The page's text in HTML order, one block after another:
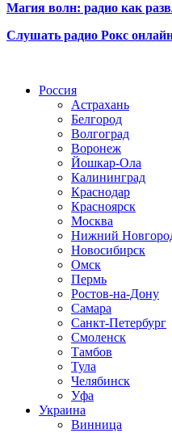
Магия волн: радио как
Слушать радио Рокс
Россия
Астрахань
Белгород
Волгоград
Воронеж
Йошкар-Ола
Калининград
Краснодар
Красноярск
Москва
Нижний
Новосибирск
Омск
Пермь
Ростов-на-Дону
Самара
Санкт-Петербург
Смоленск
Тамбов
Тула
Челябинск
Уфа
Украина
Винница